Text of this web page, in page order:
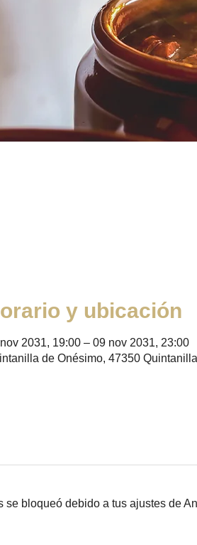
y ubicación
2031, 19:00 – 09 nov 2031, 23:00
de Onésimo, 47350
se bloqueó debido a tus ajustes de